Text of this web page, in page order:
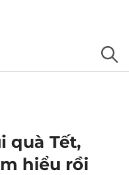
quà Tết,
hiểu rồi